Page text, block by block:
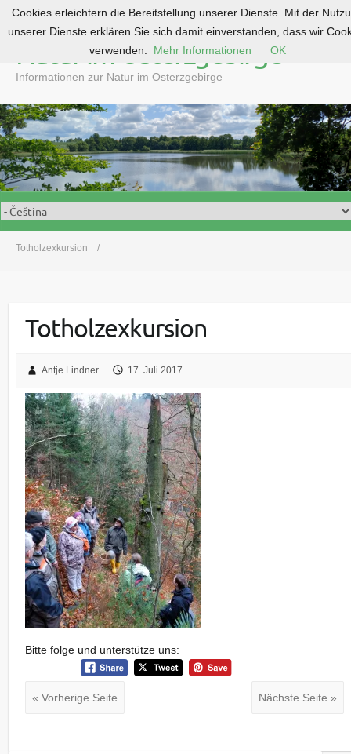
o
c
o
n
t
e
n
Natur im Osterzgebirge
Informationen zur Natur im Osterzgebirge
Totholzexkursion
Totholzexkursion
Antje Lindner 17. Juli 2017
Bitte folge und unterstütze uns:
« Vorherige Seite Nächste Seite »
Cookies erleichtern die Bereitstellung unserer Dienste. Mit der
unserer Dienste erklären Sie sich damit einverstanden, dass wir
verwenden.
Mehr Informationen OK